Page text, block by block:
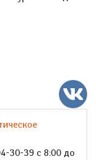
30-39 с 8:00 до